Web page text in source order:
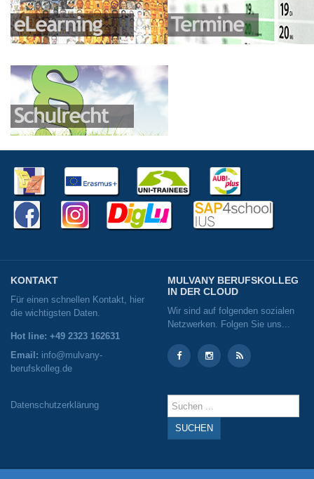
KONTAKT
Für einen schnellen Kontakt, hier
die wichtigsten Daten.
Hot line: +49 2323 162631
Email: info@mulvany-
berufskolleg.de
Datenschutzerklärung
MULVANY BERUFSKOLLEG
IN DER CLOUD
Wir sind auf folgenden sozialen
Netzwerken. Folgen Sie uns...
Suchen
...
SUCHEN